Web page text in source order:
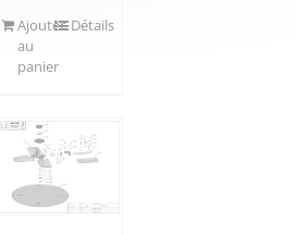
Ajouter
au
panier
Détails